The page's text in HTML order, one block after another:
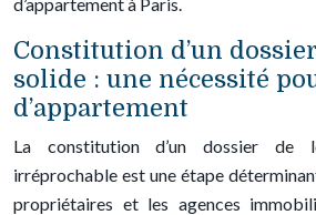
Constitution d’un
solide : une nécessité
d’appartement
La constitution d’un dossier de
irréprochable est une étape
propriétaires et les agences